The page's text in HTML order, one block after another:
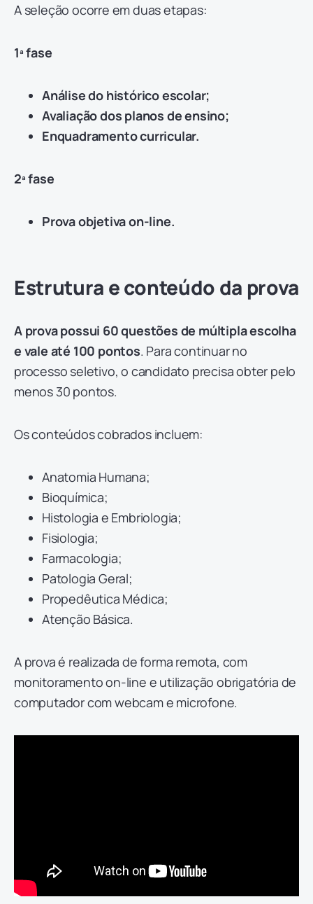
A seleção ocorre em duas etapas:
1ª fase
Análise do histórico escolar;
Avaliação dos planos de ensino;
Enquadramento curricular.
2ª fase
Prova objetiva on-line.
Estrutura e conteúdo da prova
A prova possui 60 questões de múltipla escolha
e vale até 100 pontos. Para continuar no
processo seletivo, o candidato precisa obter pelo
menos 30 pontos.
Os conteúdos cobrados incluem:
Anatomia Humana;
Bioquímica;
Histologia e Embriologia;
Fisiologia;
Farmacologia;
Patologia Geral;
Propedêutica Médica;
Atenção Básica.
A prova é realizada de forma remota, com
monitoramento on-line e utilização obrigatória de
computador com webcam e microfone.